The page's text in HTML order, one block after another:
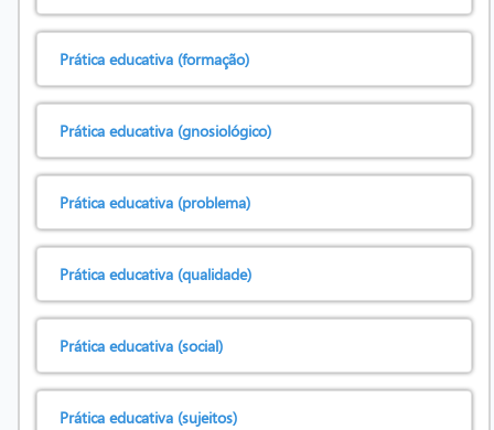
Prática educativa (formação)
Prática educativa (gnosiológico)
Prática educativa (problema)
Prática educativa (qualidade)
Prática educativa (social)
Prática educativa (sujeitos)